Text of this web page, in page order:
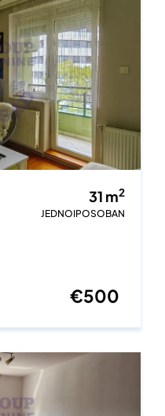
31 m2
JEDNOIPOSOBAN
€500